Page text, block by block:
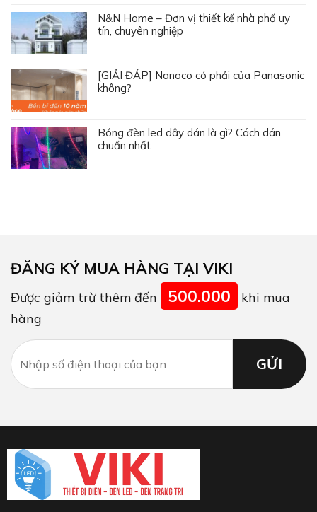
N&N Home – Đơn vị thiết kế nhà phố uy
tín, chuyên nghiệp
[GIẢI ĐÁP] Nanoco có phải của Panasonic
không?
Bóng đèn led dây dán là gì? Cách dán
chuẩn nhất
ĐĂNG KÝ MUA HÀNG TẠI VIKI
Được giảm trừ thêm đến 500.000
khi mua
hàng